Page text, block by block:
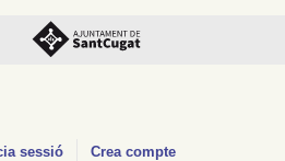
sessió Crea compte